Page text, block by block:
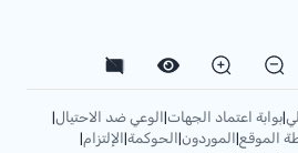
|بوابة اعتماد الجهات|الوعي ضد الاحتيال|
الموقع|الموردون|الحوكمة|الإلتزام|